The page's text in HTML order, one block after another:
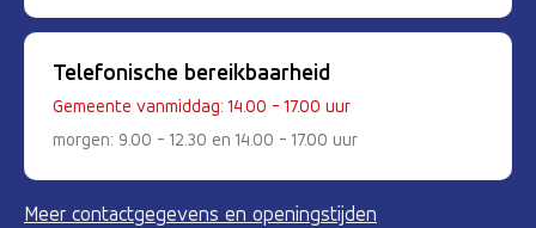
Telefonische bereikbaarheid
Gemeente vanmiddag: 14.00 - 17.00 uur
morgen: 9.00 - 12.30 en 14.00 - 17.00 uur
Meer contactgegevens en openingstijden